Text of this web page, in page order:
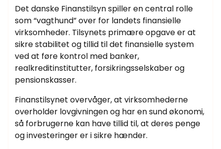
Det danske Finanstilsyn spiller en central rolle
som “vagthund” over for landets finansielle
virksomheder. Tilsynets primære opgave er at
sikre stabilitet og tillid til det finansielle system
ved at føre kontrol med banker,
realkreditinstitutter, forsikringsselskaber og
pensionskasser.
Finanstilsynet overvåger, at virksomhederne
overholder lovgivningen og har en sund økonomi,
så forbrugerne kan have tillid til, at deres penge
og investeringer er i sikre hænder.